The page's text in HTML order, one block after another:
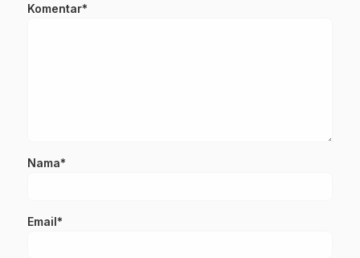
Komentar*
Nama*
Email*